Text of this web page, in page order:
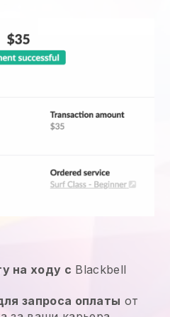
на ходу с Blackbell
запроса оплаты от